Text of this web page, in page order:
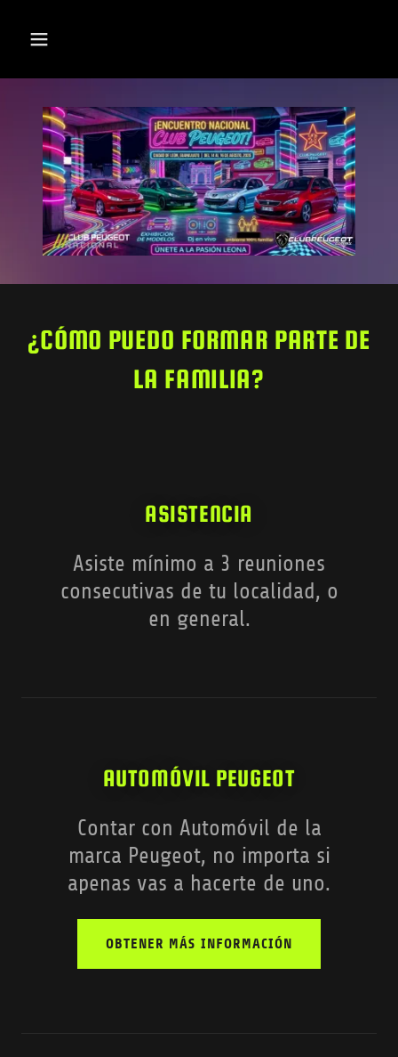
¿CÓMO PUEDO FORMAR PARTE DE
LA FAMILIA?
ASISTENCIA
Asiste mínimo a 3 reuniones
consecutivas de tu localidad, o
en general.
AUTOMÓVIL PEUGEOT
Contar con Automóvil de la
marca Peugeot, no importa si
apenas vas a hacerte de uno.
OBTENER MÁS INFORMACIÓN